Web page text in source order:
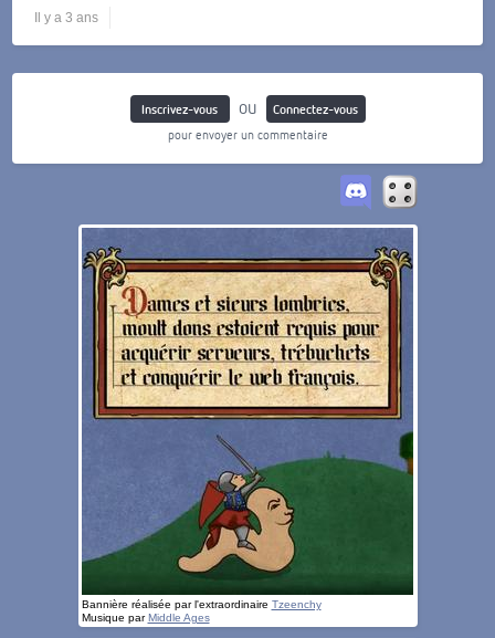
Il y a 3 ans
Inscrivez-vous ou
Connectez-vous
pour envoyer un commentaire
Bannière réalisée par l'extraordinaire Tzeenchy
Musique parMiddle Ages